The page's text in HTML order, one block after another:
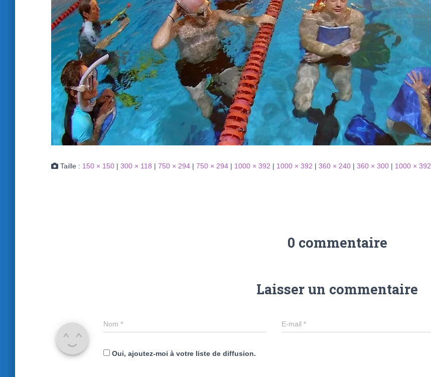
Taille : 150 × 150 | 300 × 118 | 750 × 294 | 750 × 294 | 1000 × 392 | 1000 × 392 | 360 × 240 | 360 × 300 | 1000 × 392
0 commentaire
Laisser un commentaire
Nom * E-mail*
Oui, ajoutez-moi à votre liste de diffusion.